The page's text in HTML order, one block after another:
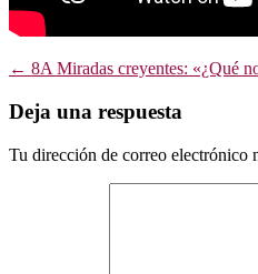
Navegación
de
entradas
← 8A Miradas creyentes: «¿Qué
Deja una respuesta
Tu dirección de correo electrónico